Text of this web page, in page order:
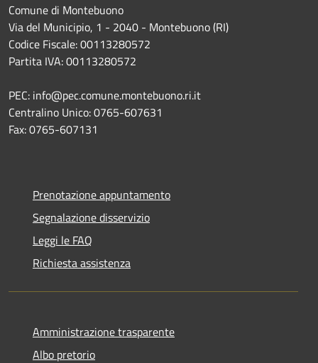
Comune di Montebuono
Via del Municipio, 1 - 2040 - Montebuono (RI)
Codice Fiscale: 00113280572
Partita IVA: 00113280572
PEC: info@pec.comune.montebuono.ri.it
Centralino Unico: 0765-607631
Fax: 0765-607131
Prenotazione appuntamento
Segnalazione disservizio
Leggi le FAQ
Richiesta assistenza
Amministrazione trasparente
Albo pretorio